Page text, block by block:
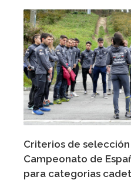
Criterios de
Campeonato de
para categorias